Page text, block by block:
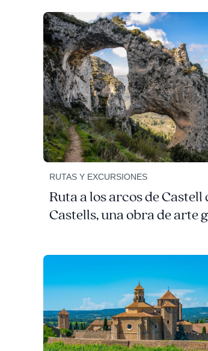
RUTAS Y EXCURSIONES
Ruta a los arcos de Castell
Castells, una obra de arte